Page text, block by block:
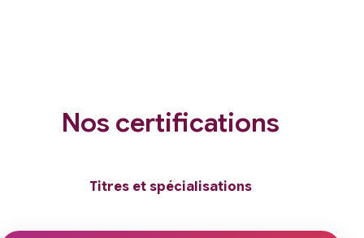
Nos certifications
Titres et spécialisations